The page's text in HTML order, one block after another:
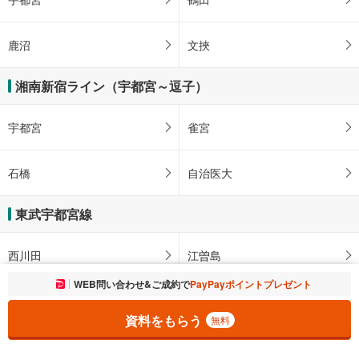
鹿沼 文挾
湘南新宿ライン（宇都宮～逗子）
宇都宮 雀宮
石橋 自治医大
東武宇都宮線
西川田 江曽島
南宇都宮 東武宇都宮
宇都宮ライトレール
お気に入りに追加しました。 一覧を開く
WEB問い合わせ&ご成約でPayPayポイントプレゼント
資料をもらう 無料